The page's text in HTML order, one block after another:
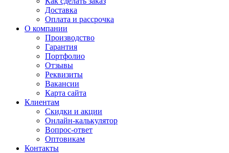
Доставка
Оплата и рассрочка
О компании
Производство
Гарантия
Портфолио
Отзывы
Реквизиты
Вакансии
Карта сайта
Клиентам
Скидки и акции
Онлайн-калькулятор
Вопрос-ответ
Оптовикам
Контакты